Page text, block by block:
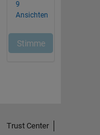
Trust Center